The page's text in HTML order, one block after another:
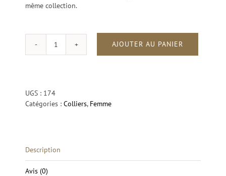
même collection.
quantité
Athéna
AJOUTER AU PANIER
UGS : 174
Catégories : Colliers, Femme
Description
Avis (0)